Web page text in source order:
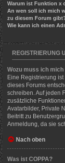
Warum ist Funktion x
An wen soll ich mich
zu diesem Forum
Wie kann ich einen
REGISTRIERUNG
Wozu muss ich
Eine Registrierung
dieses Forums
schreiben. Auf jeden
zusätzliche
Avatarbilder, Private
Beitritt zu
Anmeldung, da sie
Nach oben
Was ist COPPA?